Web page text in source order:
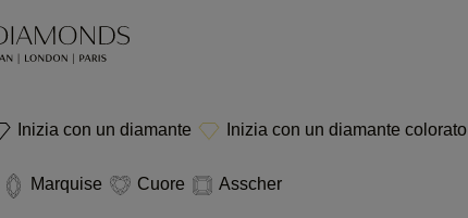
Inizia con un diamante Inizia con un diamante colorato
Marquise Cuore
Asscher